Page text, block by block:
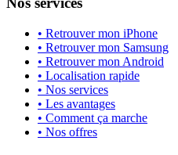
• Retrouver mon iPhone
• Retrouver mon Samsung
• Retrouver mon Android
• Localisation rapide
• Nos services
• Les avantages
• Comment ça marche
• Nos offres